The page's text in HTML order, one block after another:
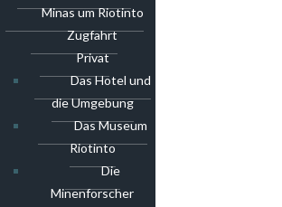
Minas um Riotinto
Zugfahrt
Privat
Das Hotel und
die Umgebung
Das Museum
Riotinto
Die
Minenforscher